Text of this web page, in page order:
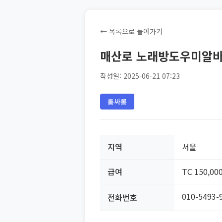
← 목록으로 돌아가기
매산로 노래방도우미알
작성일: 2025-06-21 07:23
룸싸롱
지역 서울
급여 TC
전화번호 010-5493-